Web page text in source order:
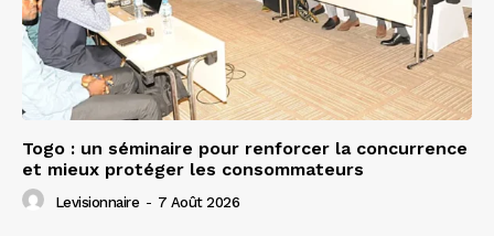
Togo : un séminaire pour renforcer la concurrence
et mieux protéger les consommateurs
Levisionnaire - 7 Août 2026